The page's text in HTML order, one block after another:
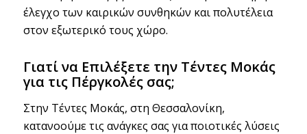
έλεγχο των καιρικών συνθηκών και πολυτέλεια
στον εξωτερικό τους χώρο.
Γιατί να Επιλέξετε την Τέντες Μοκάς
για τις Πέργκολές σας;
Στην Τέντες Μοκάς, στη Θεσσαλονίκη,
κατανοούμε τις ανάγκες σας για ποιοτικές λύσεις